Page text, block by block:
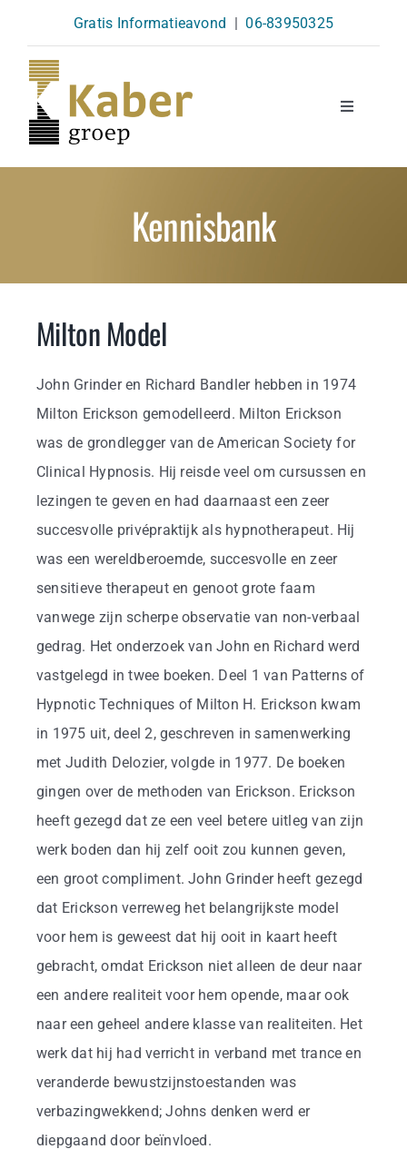
content
Gratis Informatieavond | 06-83950325
Toggle
Opleidingen
Agenda
Business
Info
Contact
Kennisbank
Milton Model
John Grinder en Richard Bandler hebben in 1974
Milton Erickson gemodelleerd. Milton Erickson
was de grondlegger van de American Society for
Clinical Hypnosis. Hij reisde veel om cursussen en
lezingen te geven en had daarnaast een zeer
succesvolle privépraktijk als hypnotherapeut. Hij
was een wereldberoemde, succesvolle en zeer
sensitieve therapeut en genoot grote faam
vanwege zijn scherpe observatie van non-verbaal
gedrag. Het onderzoek van John en Richard werd
vastgelegd in twee boeken. Deel 1 van Patterns of
Hypnotic Techniques of Milton H. Erickson kwam
in 1975 uit, deel 2, geschreven in samenwerking
met Judith Delozier, volgde in 1977. De boeken
gingen over de methoden van Erickson. Erickson
heeft gezegd dat ze een veel betere uitleg van zijn
werk boden dan hij zelf ooit zou kunnen geven,
een groot compliment. John Grinder heeft gezegd
dat Erickson verreweg het belangrijkste model
voor hem is geweest dat hij ooit in kaart heeft
gebracht, omdat Erickson niet alleen de deur naar
een andere realiteit voor hem opende, maar ook
naar een geheel andere klasse van realiteiten. Het
werk dat hij had verricht in verband met trance en
veranderde bewustzijnstoestanden was
verbazingwekkend; Johns denken werd er
diepgaand door beïnvloed.